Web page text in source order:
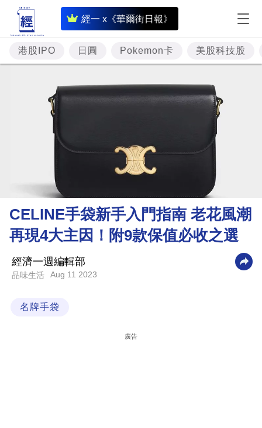
經一 x《華爾街日報》
即
時
財
經
專
理
財
商
業
科
港股IPO 日圓 Pokemon卡 美股科技股
CELINE手袋新手入門指南 老花風潮
再現4大主因！附9款保值必收之選
經濟一週編輯部
品味生活 Aug 11 2023
名牌手袋
廣告